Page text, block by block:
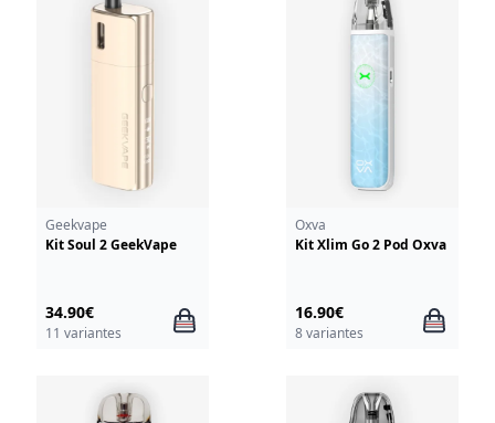
Geekvape
Kit Soul 2 GeekVape
34.90€
11 variantes
Oxva
Kit Xlim Go 2 Pod Oxva
16.90€
8 variantes